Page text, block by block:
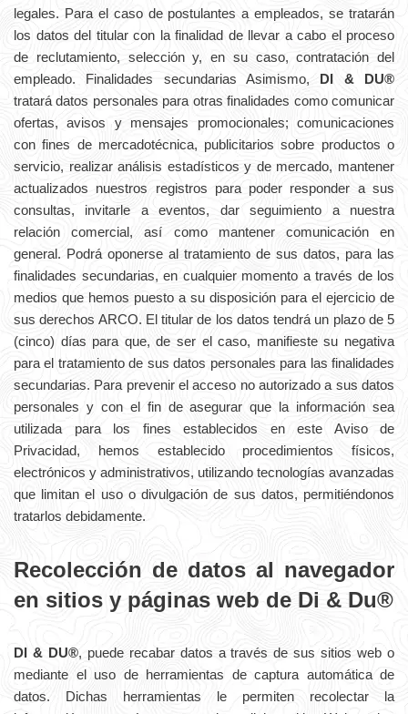
legales. Para el caso de postulantes a empleados, se tratarán
los datos del titular con la finalidad de llevar a cabo el proceso
de reclutamiento, selección y, en su caso, contratación del
empleado. Finalidades secundarias Asimismo, DI & DU®
tratará datos personales para otras finalidades como comunicar
ofertas, avisos y mensajes promocionales; comunicaciones
con fines de mercadotécnica, publicitarios sobre productos o
servicio, realizar análisis estadísticos y de mercado, mantener
actualizados nuestros registros para poder responder a sus
consultas, invitarle a eventos, dar seguimiento a nuestra
relación comercial, así como mantener comunicación en
general. Podrá oponerse al tratamiento de sus datos, para las
finalidades secundarias, en cualquier momento a través de los
medios que hemos puesto a su disposición para el ejercicio de
sus derechos ARCO. El titular de los datos tendrá un plazo de 5
(cinco) días para que, de ser el caso, manifieste su negativa
para el tratamiento de sus datos personales para las finalidades
secundarias. Para prevenir el acceso no autorizado a sus datos
personales y con el fin de asegurar que la información sea
utilizada para los fines establecidos en este Aviso de
Privacidad, hemos establecido procedimientos físicos,
electrónicos y administrativos, utilizando tecnologías avanzadas
que limitan el uso o divulgación de sus datos, permitiéndonos
tratarlos debidamente.
Recolección de datos al navegador
en sitios y páginas web de Di & Du®
DI & DU®, puede recabar datos a través de sus sitios web o
mediante el uso de herramientas de captura automática de
datos. Dichas herramientas le permiten recolectar la